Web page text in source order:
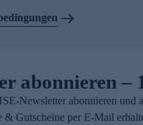
abonnieren –
Newsletter abonnieren und
& Gutscheine per E-Mail